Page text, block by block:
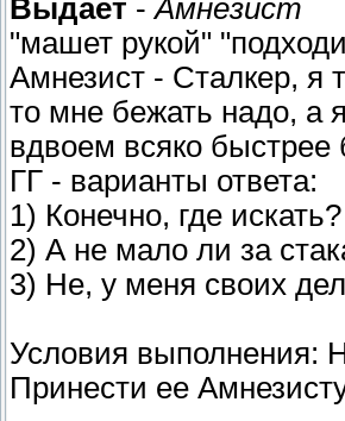
Выдает -Амнезист
"машет рукой"
Амнезист - Сталкер, я
то мне бежать надо, а
вдвоем всяко быстрее
ГГ - варианты ответа:
1) Конечно, где искать?
2) А не мало ли за
3) Не, у меня своих
Условия выполнения:
Принести ее